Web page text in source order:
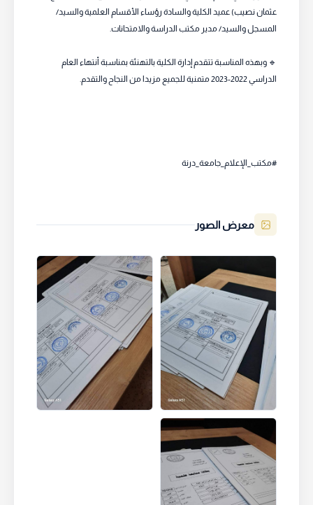
عثمان نصيب) عميد الكلية والسادة رؤساء الأقسام العلمية والسيد/
المسجل والسيد/ مدير مكتب الدراسة والامتحانات.
🔹️ وبهذه المناسبة تتقدم إدارة الكلية بالتهنئة بمناسبة أنتهاء العام
الدراسي 2022-2023 متمنية للجميع مزيدا من النجاح والتقدم.
#مكتب_الإعلام_جامعة_درنة
معرض الصور